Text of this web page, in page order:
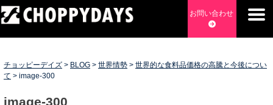
Skip
to
content
支援・ECサイト立ち上げ・Webマーケティング・SEO・ホー
ムページ制作・Web開発・アプリ開発・コーチング チョッピ
お問い合わせ
チョッピーデイズ > BLOG > 世界情勢 > 世界的な食料品価格の高騰と今後につい
て > image-300
image-300